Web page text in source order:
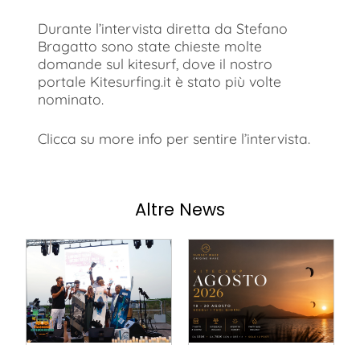
Durante l’intervista diretta da Stefano
Bragatto sono state chieste molte
domande sul kitesurf, dove il nostro
portale Kitesurfing.it è stato più volte
nominato.
Clicca su more info per sentire l’intervista.
Altre News